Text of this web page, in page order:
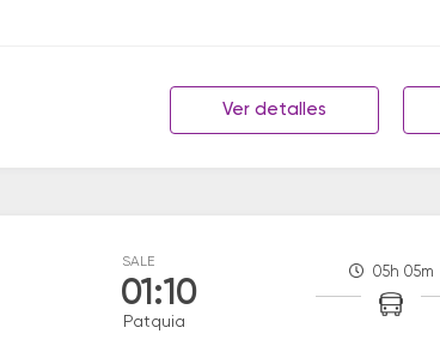
Ver detalles
SALE
01:10
Patquia
05h 05m